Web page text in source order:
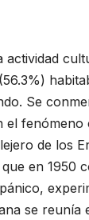
Se
de los
en 1950
se reunía